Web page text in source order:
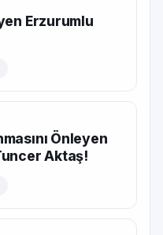
Erzurumlu
Önleyen
Aktaş!